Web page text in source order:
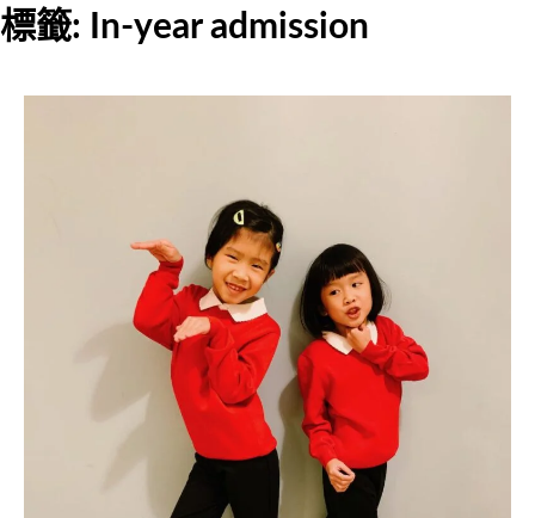
標籤: In-year admission